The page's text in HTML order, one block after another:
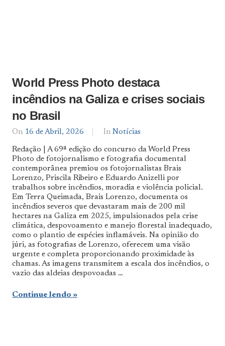
World Press Photo destaca
incêndios na Galiza e crises sociais
no Brasil
On 16 de Abril, 2026
By
De
Norte
a
Sul
In Notícias
Redação | A 69ª edição do concurso da World Press
Photo de fotojornalismo e fotografia documental
contemporânea premiou os fotojornalistas Brais
Lorenzo, Priscila Ribeiro e Eduardo Anizelli por
trabalhos sobre incêndios, moradia e violência policial.
Em Terra Queimada, Brais Lorenzo, documenta os
incêndios severos que devastaram mais de 200 mil
hectares na Galiza em 2025, impulsionados pela crise
climática, despovoamento e manejo florestal inadequado,
como o plantio de espécies inflamáveis. Na opinião do
júri, as fotografias de Lorenzo, oferecem uma visão
urgente e completa proporcionando proximidade às
chamas. As imagens transmitem a escala dos incêndios, o
vazio das aldeias despovoadas …
Continue lendo